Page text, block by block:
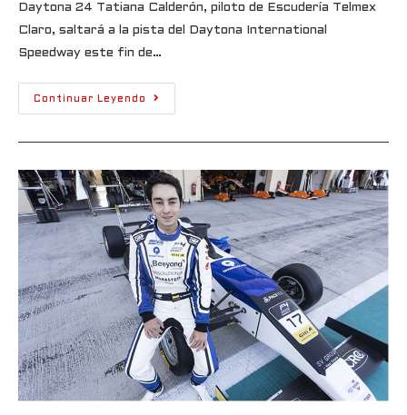
Daytona 24 Tatiana Calderón, piloto de Escudería Telmex
Claro, saltará a la pista del Daytona International
Speedway este fin de…
Continuar Leyendo